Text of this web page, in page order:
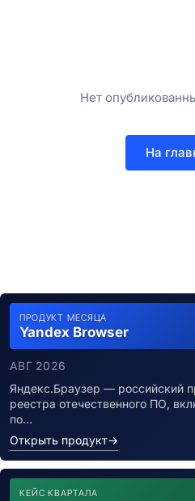
Нет
На
ПРОДУКТ МЕСЯЦА
Yandex Browser
АВГ 2026
Яндекс.Браузер — российский
реестра отечественного ПО,
по…
Открыть продукт→
КЕЙС КВАРТАЛА